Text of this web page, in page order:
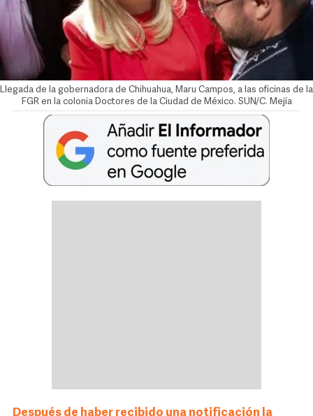
Llegada de la gobernadora de Chihuahua, Maru Campos, a las oficinas de la
FGR en la colonia Doctores de la Ciudad de México. SUN/C. Mejía
Después de haber recibido una notificación la